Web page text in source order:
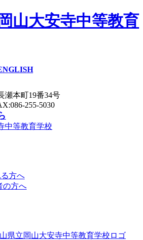
瀬本町19番34号
255-5030
方へ
の方へ